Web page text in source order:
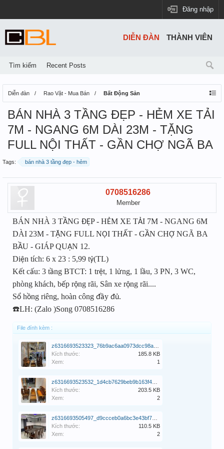
Đăng nhập
Diễn đàn Rao Vặt - Mua Bán Bất Động Sản
️BÁN NHÀ 3 TẦNG ĐẸP - HẺM XE TẢI
7M - NGANG 6M DÀI 23M - TẶNG
FULL NỘI THẤT - GẦN CHỢ NGÃ BA
Tags: ️bán nhà 3 tầng đẹp - hẻm
0708516286
Member
️BÁN NHÀ 3 TẦNG ĐẸP - HẺM XE TẢI 7M - NGANG 6M
DÀI 23M - TẶNG FULL NỘI THẤT - GẦN CHỢ NGÃ BA
BẦU - GIÁP QUẬN 12.
Diện tích: 6 x 23 : 5,99 tỷ(TL)
Kết cấu: 3 tầng BTCT: 1 trệt, 1 lửng, 1 lầu, 3 PN, 3 WC,
phòng khách, bếp rộng rãi, Sân xe rộng rãi....
Sổ hồng riêng, hoàn công đầy đủ.
☎️LH: (Zalo )Song 0708516286
File đính kèm :
Kích thước:
185.8 KB
Xem:
1
Kích thước:
203.5 KB
Xem:
2
Kích thước:
110.5 KB
Xem:
2
DIỄN ĐÀN
Tìm kiếm Recent Posts
THÀNH VIÊN